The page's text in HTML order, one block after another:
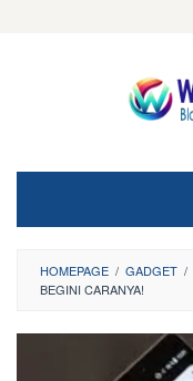
HOMEPAGE / GADGET /
BEGINI CARANYA!